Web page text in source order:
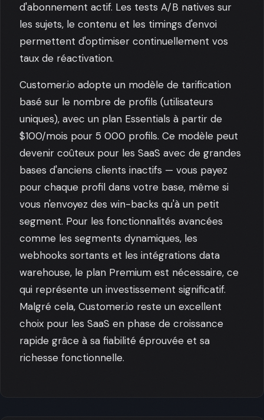
d'abonnement actif. Les tests A/B natives sur
les sujets, le contenu et les timings d'envoi
permettent d'optimiser continuellement vos
taux de réactivation.
Customer.io adopte un modèle de tarification
basé sur le nombre de profils (utilisateurs
uniques), avec un plan Essentials à partir de
$100/mois pour 5 000 profils. Ce modèle peut
devenir coûteux pour les SaaS avec de grandes
bases d'anciens clients inactifs — vous payez
pour chaque profil dans votre base, même si
vous n'envoyez des win-backs qu'à un petit
segment. Pour les fonctionnalités avancées
comme les segments dynamiques, les
webhooks sortants et les intégrations data
warehouse, le plan Premium est nécessaire, ce
qui représente un investissement significatif.
Malgré cela, Customer.io reste un excellent
choix pour les SaaS en phase de croissance
rapide grâce à sa fiabilité éprouvée et sa
richesse fonctionnelle.